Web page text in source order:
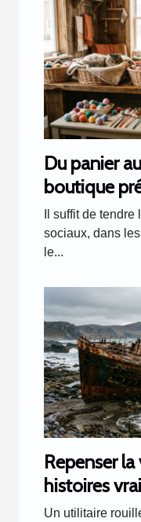
Du panier
boutique
racontée
Il suffit de
sociaux, dans
le...
Repenser la
histoires
Un utilitaire